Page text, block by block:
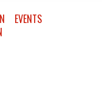
EVENTS